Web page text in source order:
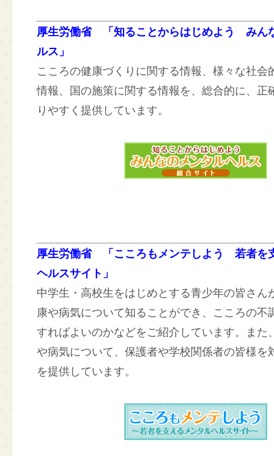
厚生労働省 「知ることからはじめよう みん
ルス」
こころの健康づくりに関する情報、様々な社会
情報、国の施策に関する情報を、総合的に、正
りやすく提供しています。
厚生労働省 「こころもメンテしよう 若者を
ヘルスサイト」
中学生・高校生をはじめとする青少年の皆さん
康や病気について知ることができ、こころの不
すればよいのかなどをご紹介しています。また
や病気について、保護者や学校関係者の皆様を
を提供しています。